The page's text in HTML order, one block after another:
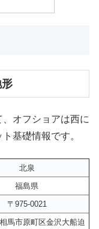
オフショアは西に
基礎情報です。
北泉
福島県
〒975-0021
馬市原町区金沢大船迫